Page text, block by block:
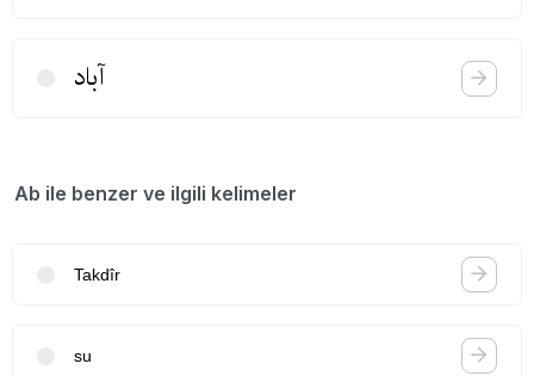
آباد
Ab ile benzer ve ilgili kelimeler
Takdîr
su